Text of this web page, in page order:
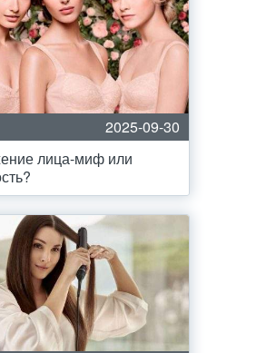
2025-09-30
лица-миф или